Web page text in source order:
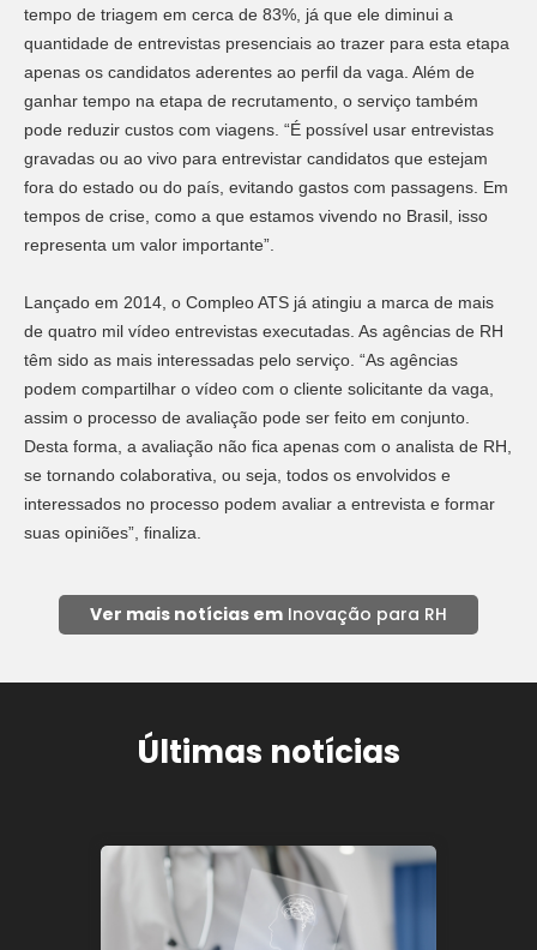
tempo de triagem em cerca de 83%, já que ele diminui a
quantidade de entrevistas presenciais ao trazer para esta etapa
apenas os candidatos aderentes ao perfil da vaga. Além de
ganhar tempo na etapa de recrutamento, o serviço também
pode reduzir custos com viagens. “É possível usar entrevistas
gravadas ou ao vivo para entrevistar candidatos que estejam
fora do estado ou do país, evitando gastos com passagens. Em
tempos de crise, como a que estamos vivendo no Brasil, isso
representa um valor importante”.
Lançado em 2014, o Compleo ATS já atingiu a marca de mais
de quatro mil vídeo entrevistas executadas. As agências de RH
têm sido as mais interessadas pelo serviço. “As agências
podem compartilhar o vídeo com o cliente solicitante da vaga,
assim o processo de avaliação pode ser feito em conjunto.
Desta forma, a avaliação não fica apenas com o analista de RH,
se tornando colaborativa, ou seja, todos os envolvidos e
interessados no processo podem avaliar a entrevista e formar
suas opiniões”, finaliza.
Ver mais notícias em Inovação para RH
Últimas notícias